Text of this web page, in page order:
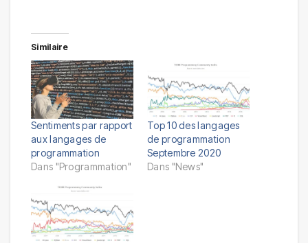
Similaire
Sentiments par rapport
aux langages de
programmation
Dans "Programmation"
Top 10 des langages
de programmation
Septembre 2020
Dans "News"